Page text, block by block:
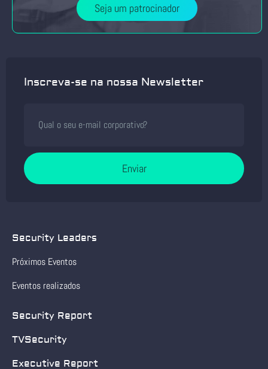
Seja um patrocinador
Inscreva-se na nossa Newsletter
Enviar
Security Leaders
Próximos Eventos
Eventos realizados
Security Report
TVSecurity
Executive Report